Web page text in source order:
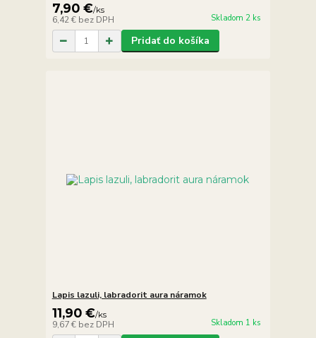
7,90 €/ks
6,42 € bez DPH Skladom 2 ks
Pridať do košíka
Lapis lazuli, labradorit aura náramok
11,90 €/ks
9,67 € bez DPH Skladom 1 ks